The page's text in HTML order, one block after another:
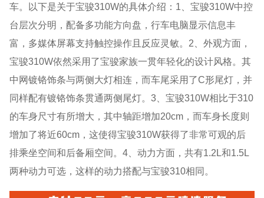
车。以下是关于宝骏310W的具体介绍：1、宝骏310W中控
台层次分明，配备多功能方向盘，行车电脑显示信息丰
富，多媒体屏幕支持触控操作且反应灵敏。2、外观方面，
宝骏310W依然采用了宝骏家族一贯年轻化的设计风格。其
中网镀铬饰条与两侧大灯相连，而车尾采用了C形尾灯，并
同样配有镀铬饰条贯通两侧尾灯。3、宝骏310W相比于310
的车身尺寸有所增大，其中轴距增加20cm，而车身长度则
增加了将近60cm，这使得宝骏310W获得了非常可观的后
排乘坐空间和后备厢空间。4、动力方面，共有1.2L和1.5L
两种动力可选，这样的动力搭配与宝骏310相同。